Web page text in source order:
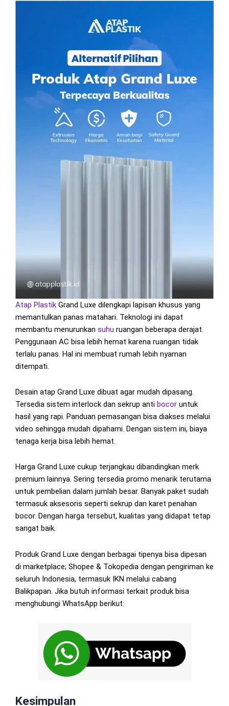
Atap Plastik Grand Luxe dilengkapi lapisan khusus yang
memantulkan panas matahari. Teknologi ini dapat
membantu menurunkan suhu ruangan beberapa derajat.
Penggunaan AC bisa lebih hemat karena ruangan tidak
terlalu panas. Hal ini membuat rumah lebih nyaman
ditempati.
Desain atap Grand Luxe dibuat agar mudah dipasang.
Tersedia sistem interlock dan sekrup anti bocor untuk
hasil yang rapi. Panduan pemasangan bisa diakses melalui
video sehingga mudah dipahami. Dengan sistem ini, biaya
tenaga kerja bisa lebih hemat.
Harga Grand Luxe cukup terjangkau dibandingkan merk
premium lainnya. Sering tersedia promo menarik terutama
untuk pembelian dalam jumlah besar. Banyak paket sudah
termasuk aksesoris seperti sekrup dan karet penahan
bocor. Dengan harga tersebut, kualitas yang didapat tetap
sangat baik.
Produk Grand Luxe dengan berbagai tipenya bisa dipesan
di marketplace; Shopee & Tokopedia dengan pengiriman ke
seluruh Indonesia, termasuk IKN melalui cabang
Balikpapan. Jika butuh informasi terkait produk bisa
menghubungi WhatsApp berikut:
Kesimpulan